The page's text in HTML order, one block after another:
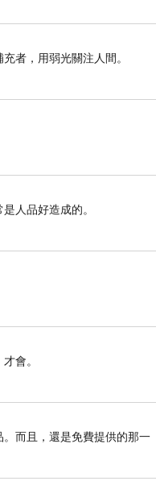
者，用弱光關注人間。
人品好造成的。
會。
而且，還是免費提供的那一